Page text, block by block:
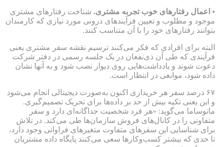
• اعمال رفتارهای خوب تجربه مشتری. شناخت رفتارهای مشتری
موجود و مطلوب و تعیین فرآیندهای درونی مورد نیازی که کارمندان
بتوانند رفتارهای خود را با آن متناسب کنند.
البته برای افرادی که فکر می‌کنند ترسیم نقشه سفر مشتری یعنی
فرآیندی که طی آن ذی‌نفعان در یک جلسه رسمی در دفتر شرکت
دعوت شوند و یادداشت‌هایی روی دیوار نصب شود و به آنها نشان
داده شود، موانعی در انتظار است.
۶۷ درصد سفر هر خریداری اکنون به‌صورت دیجیتالی انجام می‌شود
و این یعنی تکیه بیش از حد بر داده‌ها برای تحریک تصمیم‌گیری.
مانوساما می‌گوید: «هر فرد شخصیت جداگانه‌ای دارد و سفر
متفاوتی را در کانال‌های فروش سازمان‌ها طی می‌کند. در تلاش
برای شناسایی این سفرهای متفاوت متغیرهای فراوانی وجود دارد،
تا حدی که بیشتر کسب‌وکارها سعی می‌کنند پایگاه داده مشتریان